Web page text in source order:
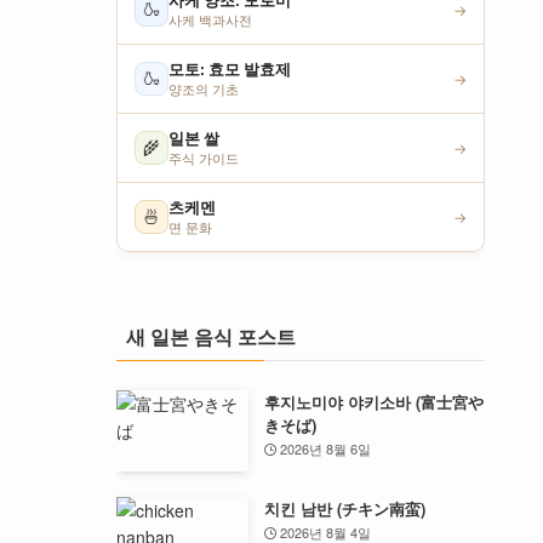
🍶
사케 백과사전
→
🍶 모토: 효모 발효제
양조의 기초
→
🌾 일본 쌀
주식 가이드
→
🍜 츠케멘
면 문화
→
새 일본 음식 포스트
후지노미야 야키소바 (富士宮や
きそば)
2026년 8월 6일
치킨 남반 (チキン南蛮)
2026년 8월 4일